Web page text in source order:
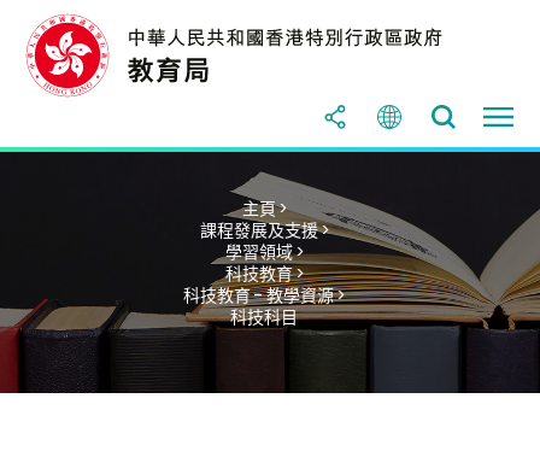
主頁 >
課程發展及支援 >
學習領域 >
科技教育 >
科技教育 - 教學資源 >
科技科目